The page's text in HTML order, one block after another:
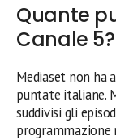
Quante
Canale 5?
Mediaset non ha
puntate italiane.
suddivisi gli
programmazione